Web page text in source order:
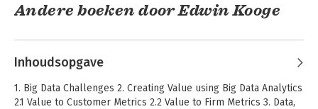
Andere boeken door Edwin Kooge
Inhoudsopgave
1. Big Data Challenges 2. Creating Value using Big Data Analytics
2.1 Value to Customer Metrics 2.2 Value to Firm Metrics 3. Data,